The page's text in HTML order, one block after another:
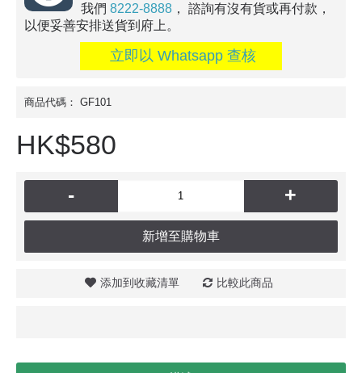
我們 8222-8888 ， 諮詢有沒有貨或再付款，
以便妥善安排送貨到府上。
立即以 Whatsapp 查核
商品代碼： GF101
HK$580
- +
新增至購物車
添加到收藏清單 比較此商品